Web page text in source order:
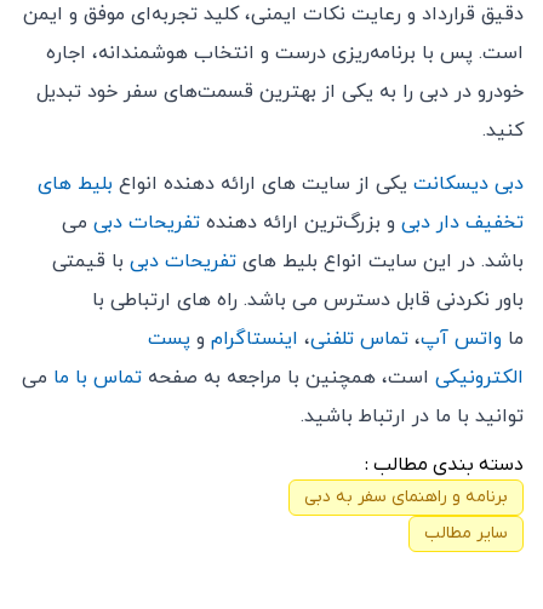
دقیق قرارداد و رعایت نکات ایمنی، کلید تجربه‌ای موفق و ایمن
است. پس با برنامه‌ریزی درست و انتخاب هوشمندانه، اجاره
خودرو در دبی را به یکی از بهترین قسمت‌های سفر خود تبدیل
کنید.
دبی دیسکانت یکی از سایت های ارائه دهنده انواع بلیط های
تخفیف دار دبی و بزرگ‌ترین ارائه دهنده تفریحات دبی می
باشد. در این سایت انواع بلیط های تفریحات دبی با قیمتی
باور نکردنی قابل دسترس می باشد. راه های ارتباطی با
ما واتس آپ، تماس تلفنی، اینستاگرام و پست
الکترونیکی است، همچنین با مراجعه به صفحه تماس با ما می
توانید با ما در ارتباط باشید.
دسته بندی مطالب :
برنامه و راهنمای سفر به دبی
سایر مطالب